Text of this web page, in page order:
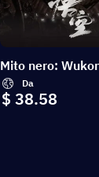
Mito nero:
Da
$ 38.58